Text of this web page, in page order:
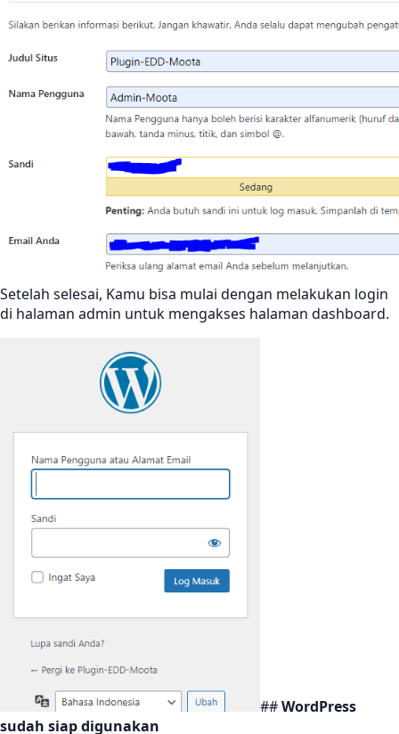
Setelah selesai, Kamu bisa mulai dengan melakukan login
di halaman admin untuk mengakses halaman dashboard.
##WordPress
sudah siap digunakan